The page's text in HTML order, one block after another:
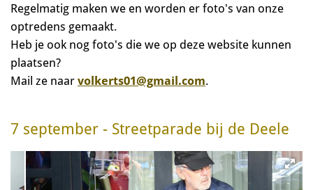
Regelmatig maken we en worden er foto's van onze
optredens gemaakt.
Heb je ook nog foto's die we op deze website kunnen
plaatsen?
Mail ze naar volkerts01@gmail.com.
7 september - Streetparade bij de Deele